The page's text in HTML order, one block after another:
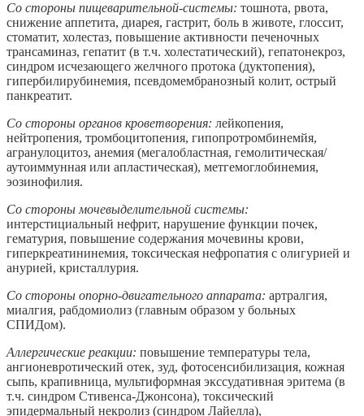
Со стороны пищеварительной-системы: тошнота, рвота,
снижение аппетита, диарея, гастрит, боль в животе, глоссит,
стоматит, холестаз, повышение активности печеночных
трансаминаз, гепатит (в т.ч. холестатический), гепатонекроз,
синдром исчезающего желчного протока (дуктопения),
гипербилирубинемия, псевдомембранозный колит, острый
панкреатит.
Со стороны органов кроветворения: лейкопения,
нейтропения, тромбоцитопения, гипопротромбинемйя,
агранулоцитоз, анемия (мегалобластная, гемолитическая/
аутоиммунная или апластическая), метгемоглобинемия,
эозинофилия.
Со стороны мочевыделительной системы:
интерстициальный нефрит, нарушение функции почек,
гематурия, повышение содержания мочевины крови,
гиперкреатининемия, токсическая нефропатия с олигурией и
анурией, кристаллурия.
Со стороны опорно-двигательного аппарата: артралгия,
миалгия, рабдомиолиз (главным образом у больных
СПИДом).
Аллергические реакции: повышение температуры тела,
ангионевротический отек, зуд, фотосенсибилизация, кожная
сыпь, крапивница, мультиформная экссудативная эритема (в
т.ч. синдром Стивенса-Джонсона), токсический
эпидермальный некролиз (синдром Лайелла),